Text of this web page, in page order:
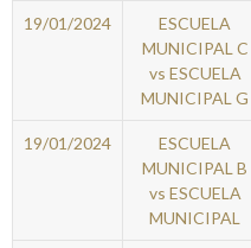
19/01/2024
ESCUELA
MUNICIPAL C
vs ESCUELA
MUNICIPAL G
19/01/2024
ESCUELA
MUNICIPAL B
vs ESCUELA
MUNICIPAL